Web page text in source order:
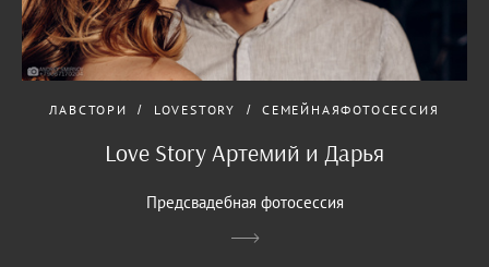
ЛАВСТОРИ LOVESTORY СЕМЕЙНАЯФОТОСЕССИЯ
Love Story Артемий и Дарья
Предсвадебная фотосессия